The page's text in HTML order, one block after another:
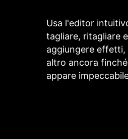
Usa l'editor
tagliare, ritagliare
aggiungere
altro ancora
appare